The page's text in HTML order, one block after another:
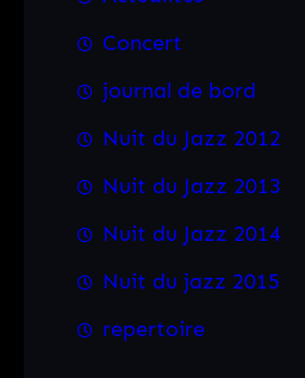
Concert
journal de bord
Nuit du Jazz 2012
Nuit du Jazz 2013
Nuit du Jazz 2014
Nuit du jazz 2015
repertoire